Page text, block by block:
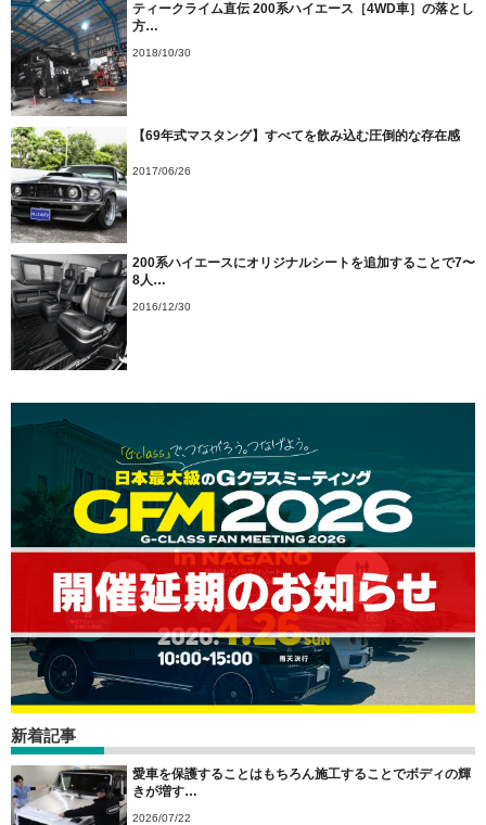
ティークライム直伝 200系ハイエース［4WD車］の落とし
方…
2018/10/30
【69年式マスタング】すべてを飲み込む圧倒的な存在感
2017/06/26
200系ハイエースにオリジナルシートを追加することで7〜
8人…
2016/12/30
新着記事
愛車を保護することはもちろん施工することでボディの輝
きが増す…
2026/07/22